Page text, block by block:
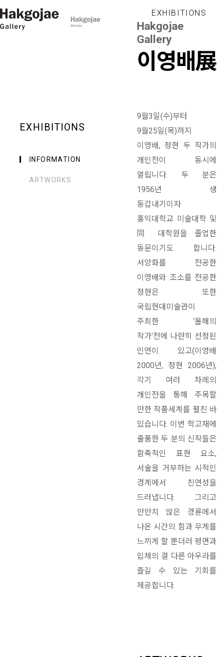
EXHIBITIONS
EXHIBITIONS
INFORMATION
ARTWORKS
Hakgojae
Gallery
이영배展
9월3일(수)부터
9월25일(목)까지
이영배, 정현 두 작가의
개인전이 동시에
열립니다. 두 분은
1956년 생
동갑내기이자
홍익대학교 미술대학 및
同 대학원을 졸업한
동문이기도 합니다.
서양화를 전공한
이영배와 조소를 전공한
정현은 또한
국립현대미술관이
주최한 ‘올해의
작가’전에 나란히 선정된
인연이 있고(이영배
2000년, 정현 2006년),
각기 여러 차례의
개인전을 통해 주목할
만한 작품세계를 펼친 바
있습니다. 이번 학고재에
출품한 두 분의 신작들은
함축적인 표현 요소,
서술을 거부하는 시적인
경계에서 친연성을
드러냅니다. 그리고
만만치 않은 경륜에서
나온 시간의 힘과 무게를
느끼게 할 뿐더러 평면과
입체의 결 다른 아우라를
즐길 수 있는 기회를
제공합니다.